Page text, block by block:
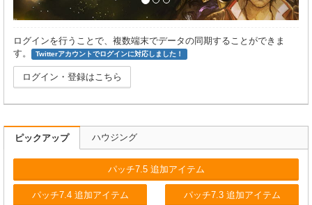
ログインを行うことで、複数端末でデータの同期することができま
す。
Twitterアカウントでログインに対応しました！
ログイン・登録はこちら
ピックアップ ハウジング
パッチ7.5 追加アイテム
パッチ7.4 追加アイテム パッチ7.3 追加アイテム